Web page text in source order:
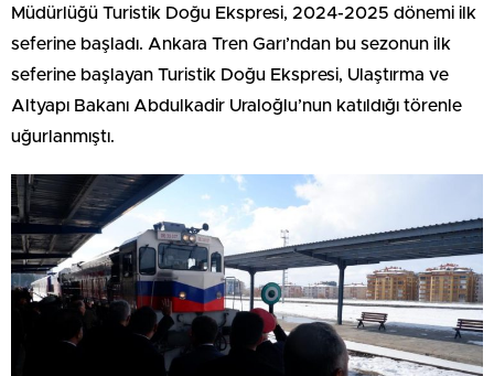
Müdürlüğü Turistik Doğu Ekspresi, 2024-2025 dönemi ilk
seferine başladı. Ankara Tren Garı’ndan bu sezonun ilk
seferine başlayan Turistik Doğu Ekspresi, Ulaştırma ve
Altyapı Bakanı Abdulkadir Uraloğlu’nun katıldığı törenle
uğurlanmıştı.